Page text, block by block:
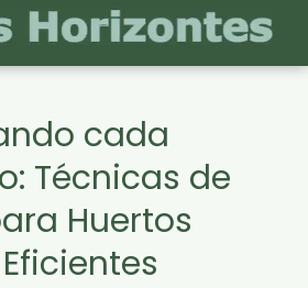
cada
Técnicas de
Huertos